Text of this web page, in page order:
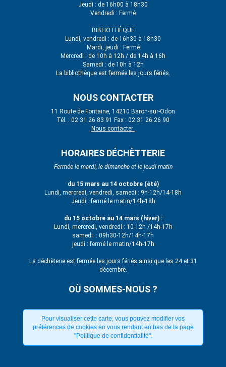
Jeudi : de 16h00 à 18h30
Vendredi : Fermé
BIBLIOTHÈQUE
Lundi, vendredi : de 16h30 à 18h30
Mardi, jeudi : Fermé
Mercredi : de 10h à 12h / de 14h à 16h
Samedi : de 10h à 12h
La bibliothèque est fermée les jours fériés.
NOUS CONTACTER
11 Route de Fontaine, 14210 Baron-sur-Odon
Tél. : 02 31 26 83 91 Fax : 02 31 26 26 90
Nous contacter
HORAIRES DÉCHÈTTERIE
Fermée le mardi, le dimanche et le jeudi matin
du 15 mars au 14 octobre (été)
Lundi, mercredi, vendredi, samedi : 9h-12h/14-18h
Jeudi : fermé le matin/14h-18h
du 15 octobre au 14 mars (hiver) :
Lundi, mercredi, vendredi : 10-12h /14h-17h
samedi : 09h30-12h/14h-17h
jeudi : fermé le matin/14h-17h
La déchèterie est fermée les jours fériés ainsi que les 24 et 31
décembre.
OÙ SOMMES-NOUS ?
Pour visualiser cette carte, vous pouvez modifier vos
préférences de cookies en vous rendant en bas de la page
"Politique de confidentialité".